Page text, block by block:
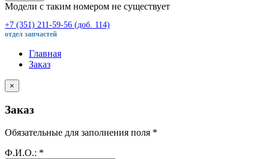
Модели с таким номером не существует
+7 (351) 211-59-56 (доб. 114)
отдел запчастей
Главная
Заказ
×
Заказ
Обязательные для заполнения поля *
Ф.И.О.: *